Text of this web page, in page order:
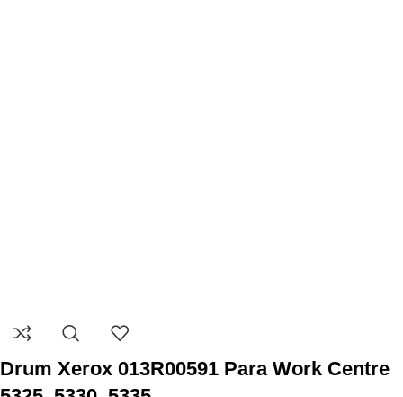
Drum Xerox 013R00591 Para Work Centre